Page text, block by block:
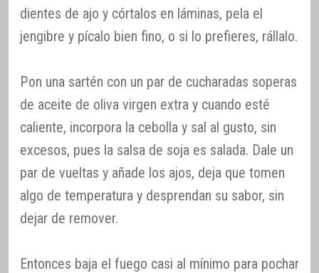
dientes de ajo y córtalos en láminas, pela el
jengibre y pícalo bien fino, o si lo prefieres, rállalo.
Pon una sartén con un par de cucharadas soperas
de aceite de oliva virgen extra y cuando esté
caliente, incorpora la cebolla y sal al gusto, sin
excesos, pues la salsa de soja es salada. Dale un
par de vueltas y añade los ajos, deja que tomen
algo de temperatura y desprendan su sabor, sin
dejar de remover.
Entonces baja el fuego casi al mínimo para pochar